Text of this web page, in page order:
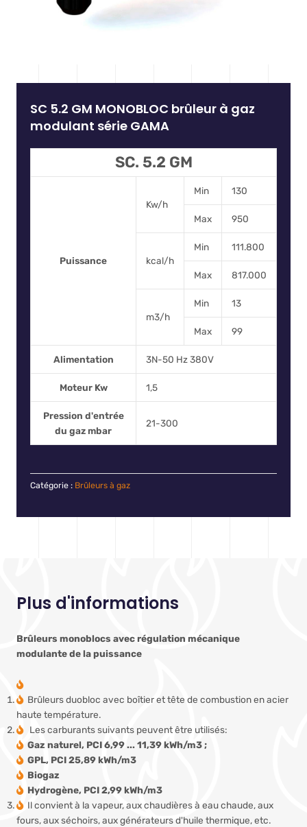
SC 5.2 GM MONOBLOC brûleur à gaz
modulant série GAMA
SC. 5.2 GM
Puissance
Kw/h
Min 130
Max 950
kcal/h
Min 111.800
Max 817.000
m3/h
Min 13
Max 99
Alimentation 3N-50 Hz 380V
Moteur Kw 1,5
Pression d'entrée
du gaz mbar
21-300
Catégorie : Brûleurs à gaz
Plus d'informations
Brûleurs monoblocs avec régulation mécanique
modulante de la puissance
Brûleurs duobloc avec boîtier et tête de combustion en acier
haute température.
Les carburants suivants peuvent être utilisés:
Gaz naturel, PCI 6,99 ... 11,39 kWh/m3 ;
GPL, PCI 25,89 kWh/m3
Biogaz
Hydrogène, PCI 2,99 kWh/m3
Il convient à la vapeur, aux chaudières à eau chaude, aux
fours, aux séchoirs, aux générateurs d'huile thermique, etc.